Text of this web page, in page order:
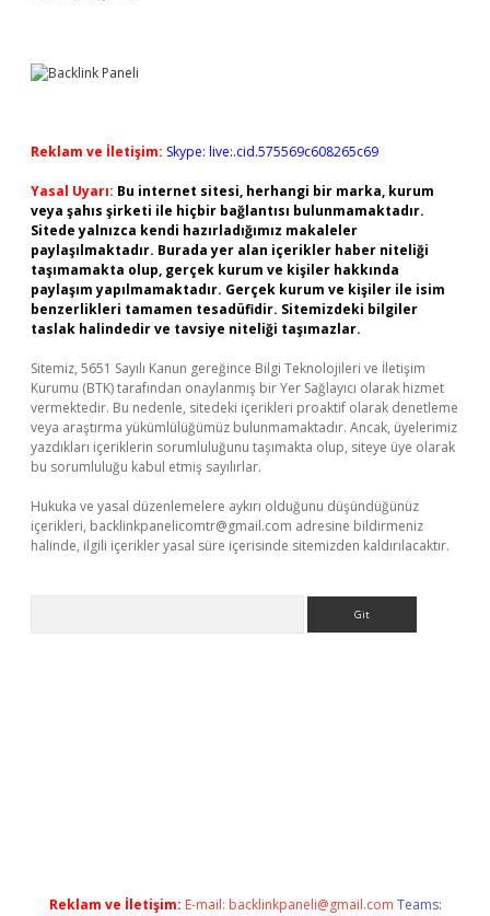
Reklam ve İletişim: Skype: live:.cid.575569c608265c69
Yasal Uyarı: Bu internet sitesi, herhangi bir marka, kurum
veya şahıs şirketi ile hiçbir bağlantısı bulunmamaktadır.
Sitede yalnızca kendi hazırladığımız makaleler
paylaşılmaktadır. Burada yer alan içerikler haber niteliği
taşımamakta olup, gerçek kurum ve kişiler hakkında
paylaşım yapılmamaktadır. Gerçek kurum ve kişiler ile isim
benzerlikleri tamamen tesadüfidir. Sitemizdeki bilgiler
taslak halindedir ve tavsiye niteliği taşımazlar.
Sitemiz, 5651 Sayılı Kanun gereğince Bilgi Teknolojileri ve İletişim
Kurumu (BTK) tarafından onaylanmış bir Yer Sağlayıcı olarak hizmet
vermektedir. Bu nedenle, sitedeki içerikleri proaktif olarak denetleme
veya araştırma yükümlülüğümüz bulunmamaktadır. Ancak, üyelerimiz
yazdıkları içeriklerin sorumluluğunu taşımakta olup, siteye üye olarak
bu sorumluluğu kabul etmiş sayılırlar.
Hukuka ve yasal düzenlemelere aykırı olduğunu düşündüğünüz
içerikleri, backlinkpanelicomtr@gmail.com adresine bildirmeniz
halinde, ilgili içerikler yasal süre içerisinde sitemizden kaldırılacaktır.
Reklam ve İletişim: E-mail: backlinkpaneli@gmail.com Teams: